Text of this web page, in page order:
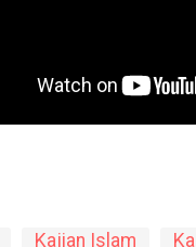
Kajian Islam